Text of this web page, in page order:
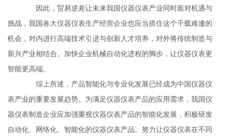
因此，贸易逆差让未来我国仪器仪表产业同时面对机遇与
挑战，我国各大仪器仪表生产经营企业也应当抓住这个千载难逢的
机会，对内进行高端技术引进与创新人才培养，对外将传统制造与
新兴产业相结合。加快企业机械自动化进程的脚步，让仪器仪表更
智能更高端。
综上所述，产品智能化与专业化发展已经成为中国仪器仪
表产业的重要发展趋势。为满足仪器仪表产品的应用需求，我国仪
器仪表制造企业应加强重视仪器仪表产品的智能化发展，积极研发
自动化、网络化、智能化的仪器仪表产品。努力让仪器仪表在不同